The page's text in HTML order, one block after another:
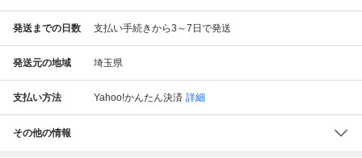
発送までの日数 支払い手続きから3～7日で発送
発送元の地域 埼玉県
支払い方法 Yahoo!かんたん決済 詳細
その他の情報